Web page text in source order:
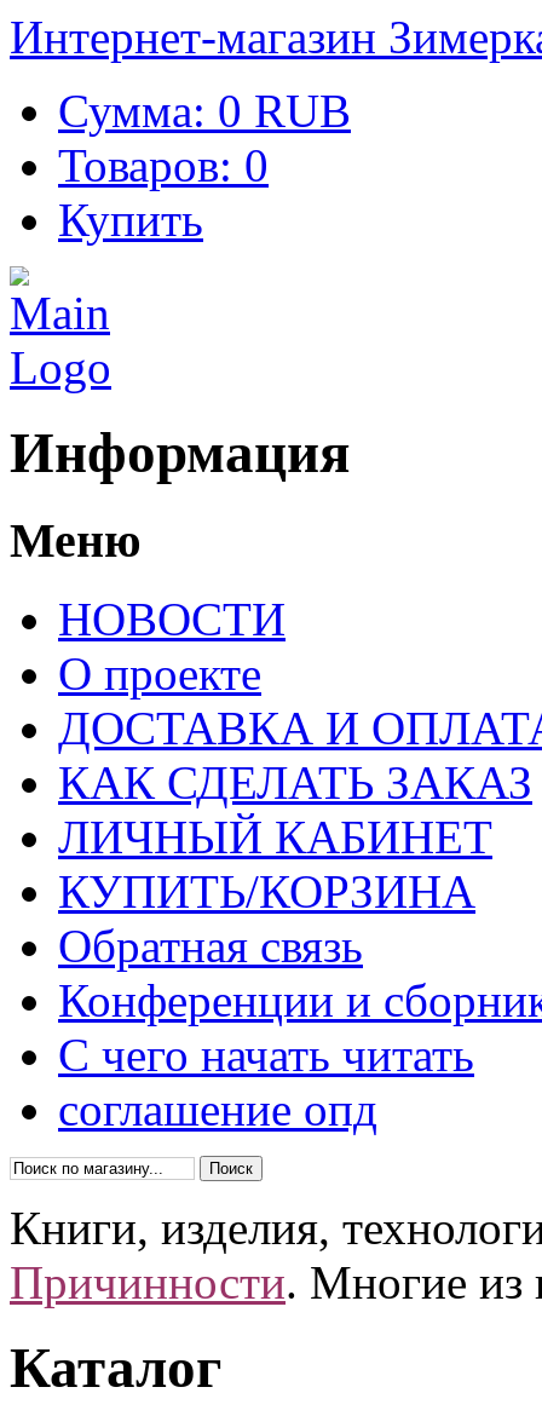
Интернет-магазин
Сумма: 0 RUB
Товаров: 0
Купить
Информация
Меню
НОВОСТИ
О проекте
ДОСТАВКА И
КАК СДЕЛАТЬ ЗАКАЗ
ЛИЧНЫЙ КАБИНЕТ
КУПИТЬ/КОРЗИНА
Обратная связь
Конференции и
С чего начать читать
соглашение опд
Книги, изделия,
Причинности. Многие из
Каталог